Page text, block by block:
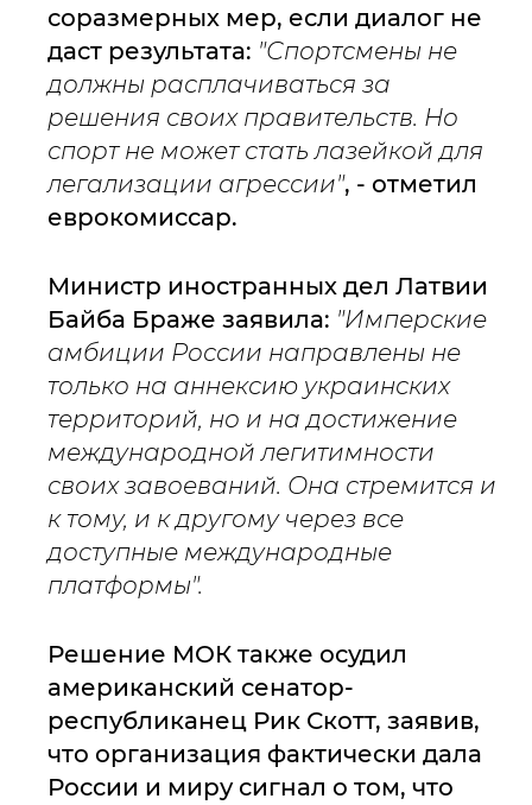
соразмерных мер, если диалог не
даст результата: "Спортсмены не
должны расплачиваться за
решения своих правительств. Но
спорт не может стать лазейкой для
легализации агрессии", - отметил
еврокомиссар.
Министр иностранных дел Латвии
Байба Браже заявила: "Имперские
амбиции России направлены не
только на аннексию украинских
территорий, но и на достижение
международной легитимности
своих завоеваний. Она стремится и
к тому, и к другому через все
доступные международные
платформы".
Решение МОК также осудил
американский сенатор-
республиканец Рик Скотт, заявив,
что организация фактически дала
России и миру сигнал о том, что